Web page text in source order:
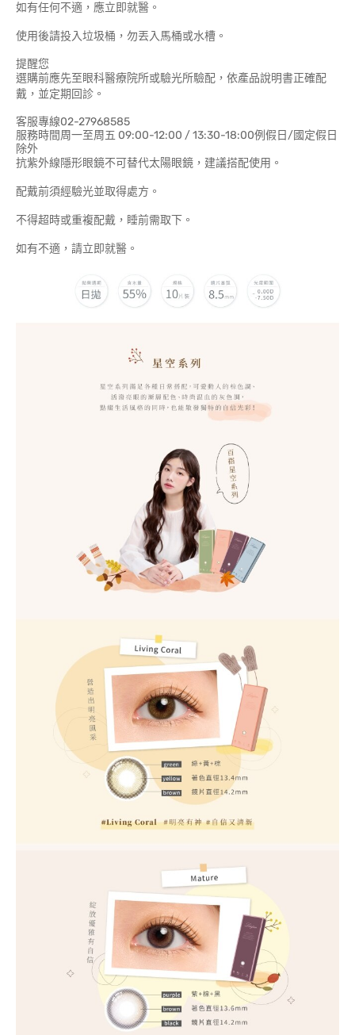
如有任何不適，應立即就醫。
使用後請投入垃圾桶，勿丟入馬桶或水槽。
提醒您
選購前應先至眼科醫療院所或驗光所驗配，依產品說明書正確配
戴，並定期回診。
客服專線02-27968585
服務時間周一至周五 09:00-12:00 / 13:30-18:00例假日/國定假日
除外
抗紫外線隱形眼鏡不可替代太陽眼鏡，建議搭配使用。
配戴前須經驗光並取得處方。
不得超時或重複配戴，睡前需取下。
如有不適，請立即就醫。